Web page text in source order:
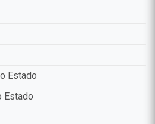
Estado
Estado